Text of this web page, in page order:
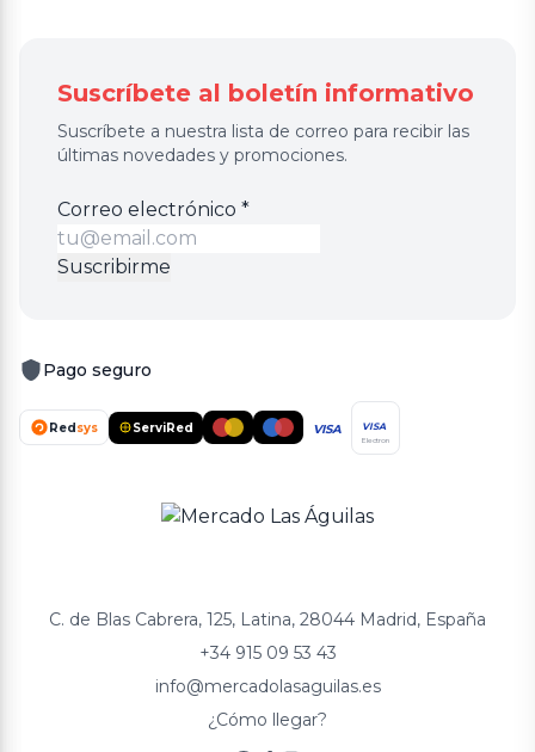
Suscríbete al boletín informativo
Suscríbete a nuestra lista de correo para recibir las
últimas novedades y promociones.
electrónico
electrónico
Correo
Correo electrónico *
Suscribirme
Pago seguro
Redsys ServiRed VISA VISA
Electron
C. de Blas Cabrera, 125, Latina, 28044 Madrid, España
+34 915 09 53 43
info@mercadolasaguilas.es
¿Cómo llegar?